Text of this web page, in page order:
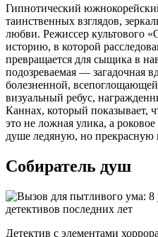
Гипнотический
таинственных взглядов,
любви. Режиссер культового
историю, в которой
превращается для сыщика в
подозреваемая — загадочная
болезненной,
визуальный ребус,
Каннах, который показывает,
это не ложная улика, а
душе ледяную, но прекрасную
Собиратель душ
Детектив с элементами